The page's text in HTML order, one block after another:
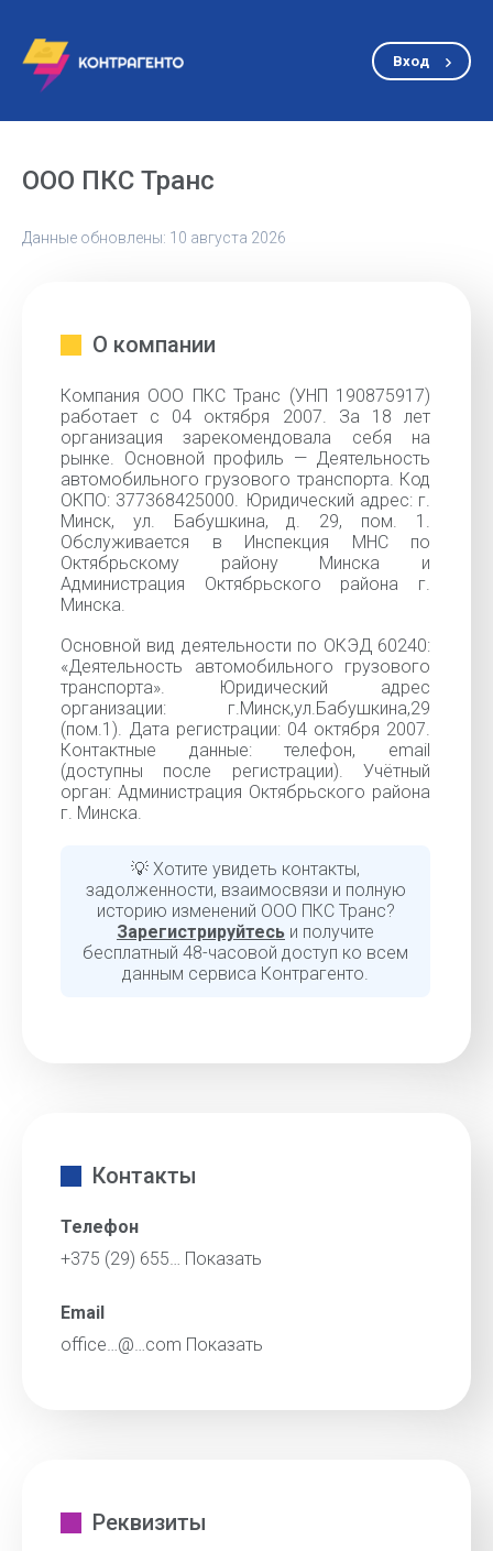
Вход
ООО ПКС Транс
Данные обновлены: 10 августа 2026
О компании
Компания ООО ПКС Транс (УНП 190875917)
работает с 04 октября 2007. За 18 лет
организация зарекомендовала себя на
рынке. Основной профиль — Деятельность
автомобильного грузового транспорта. Код
ОКПО: 377368425000. Юридический адрес: г.
Минск, ул. Бабушкина, д. 29, пом. 1.
Обслуживается в Инспекция МНС по
Октябрьскому району Минска и
Администрация Октябрьского района г.
Минска.
Основной вид деятельности по ОКЭД 60240:
«Деятельность автомобильного грузового
транспорта». Юридический адрес
организации: г.Минск,ул.Бабушкина,29
(пом.1). Дата регистрации: 04 октября 2007.
Контактные данные: телефон, email
(доступны после регистрации). Учётный
орган: Администрация Октябрьского района
г. Минска.
💡 Хотите увидеть контакты,
задолженности, взаимосвязи и полную
историю изменений ООО ПКС Транс?
Зарегистрируйтесь и получите
бесплатный 48-часовой доступ ко всем
данным сервиса Контрагенто.
Контакты
Телефон
+375 (29) 655… Показать
Email
office…@…com Показать
Реквизиты